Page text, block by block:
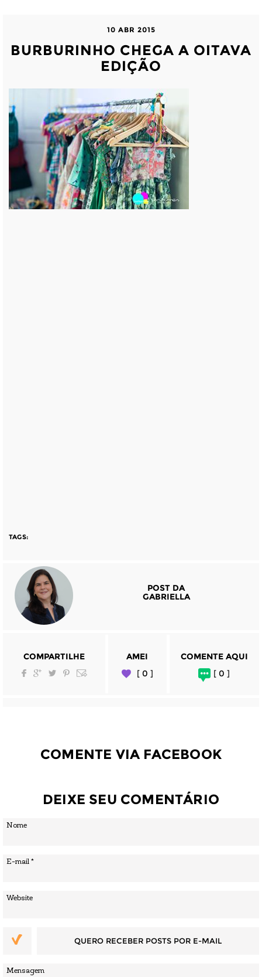
10 ABR 2015
BURBURINHO CHEGA A OITAVA
EDIÇÃO
TAGS:
POST DA
GABRIELLA
COMPARTILHE
AMEI
[ 0 ]
COMENTE AQUI
[ 0 ]
COMENTE VIA FACEBOOK
DEIXE SEU COMENTÁRIO
QUERO RECEBER POSTS POR E-MAIL